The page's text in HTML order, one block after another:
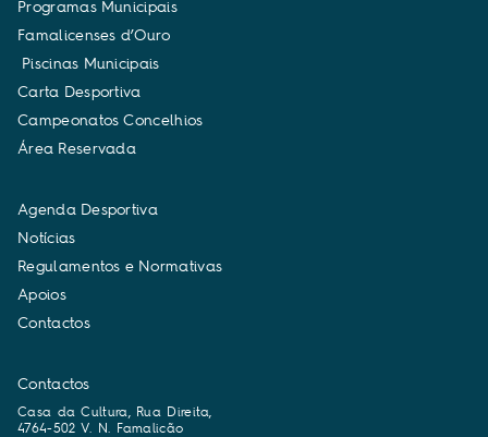
Programas Municipais
Famalicenses d’Ouro
Piscinas Municipais
Carta Desportiva
Campeonatos Concelhios
Área Reservada
Agenda Desportiva
Notícias
Regulamentos e Normativas
Apoios
Contactos
Contactos
Casa da Cultura, Rua Direita,
4764-502 V. N. Famalicão